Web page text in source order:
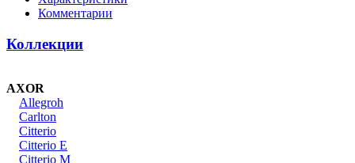
Комментарии
Коллекции
AXOR
Allegroh
Carlton
Citterio
Citterio E
Citterio M